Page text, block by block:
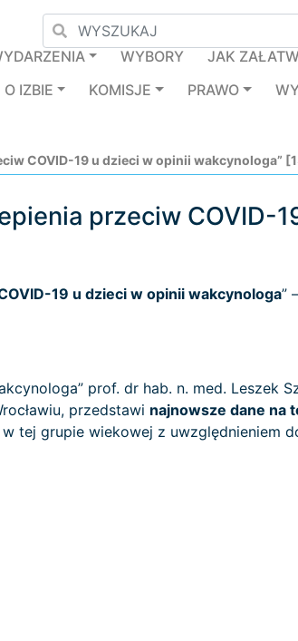
WYBORY
JAK
O IZBIE KOMISJE PRAWO
COVID-19 u dzieci w opinii wakcynologa”
przeciw COVID-
19 u dzieci w opinii wakcynologa”
prof. dr hab. n. med. Leszek
przedstawi najnowsze dane na
w tej grupie wiekowej z uwzględnieniem